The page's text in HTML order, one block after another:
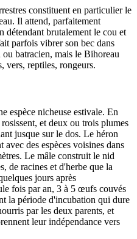
constituent en particulier le
Il attend, parfaitement
détendant brutalement le cou et
parfois vibrer son bec dans
batracien, mais le Bihoreau
vers, reptiles, rongeurs.
espèce nicheuse estivale. En
et deux ou trois plumes
jusque sur le dos. Le héron
des espèces voisines dans
Le mâle construit le nid
de racines et d'herbe que la
jours après
fois par an, 3 à 5 œufs couvés
la période d'incubation qui dure
par les deux parents, et
leur indépendance vers